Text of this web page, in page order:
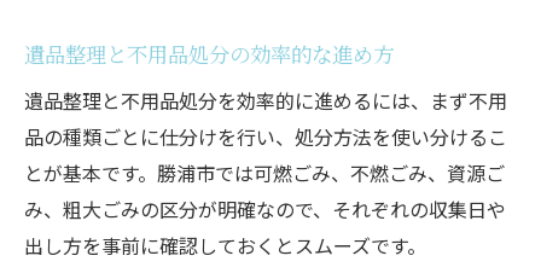
遺品整理と不用品処分の効率的な進め方
遺品整理と不用品処分を効率的に進めるには、まず不用
品の種類ごとに仕分けを行い、処分方法を使い分けるこ
とが基本です。勝浦市では可燃ごみ、不燃ごみ、資源ご
み、粗大ごみの区分が明確なので、それぞれの収集日や
出し方を事前に確認しておくとスムーズです。